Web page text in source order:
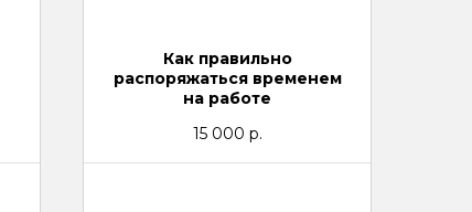
Как правильно
распоряжаться временем
на работе
15 000 р.